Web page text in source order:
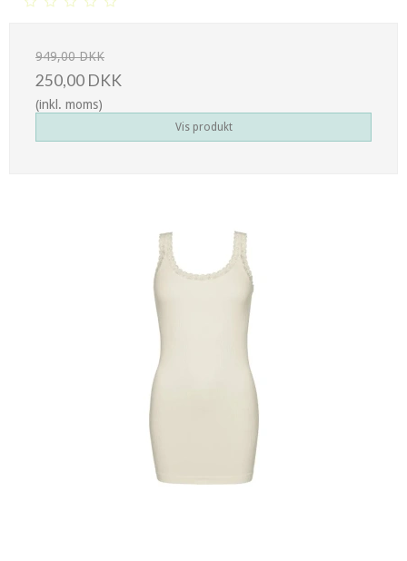
949,00 DKK
250,00 DKK
(inkl. moms)
Vis produkt